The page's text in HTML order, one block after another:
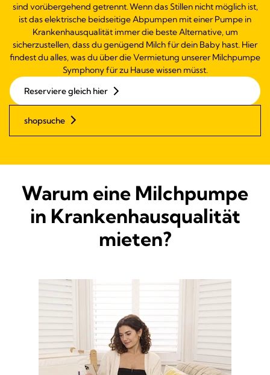
sind vorübergehend getrennt. Wenn das Stillen nicht möglich ist,
ist das elektrische beidseitige Abpumpen mit einer Pumpe in
Krankenhausqualität immer die beste Alternative, um
sicherzustellen, dass du genügend Milch für dein Baby hast. Hier
findest du alles, was du über die Vermietung unserer Milchpumpe
Symphony für zu Hause wissen müsst.
Reserviere gleich hier
shopsuche
Warum eine Milchpumpe
in Krankenhausqualität
mieten?